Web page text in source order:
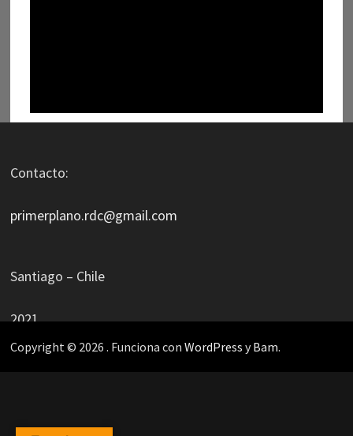
Contacto:
primerplano.rdc@gmail.com
Santiago – Chile
2021
Copyright © 2026 . Funciona con WordPress yBam.